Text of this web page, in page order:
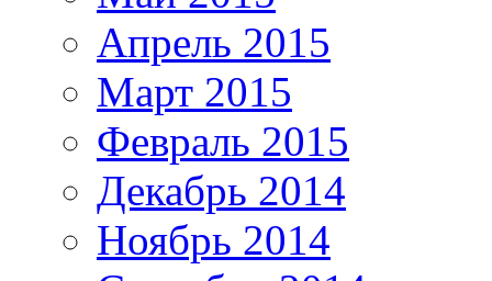
Апрель 2015
Март 2015
Февраль 2015
Декабрь 2014
Ноябрь 2014